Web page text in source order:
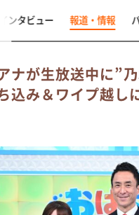
インタビュー 報道・情報
アナが生放送中に
込み＆ワイプ越し